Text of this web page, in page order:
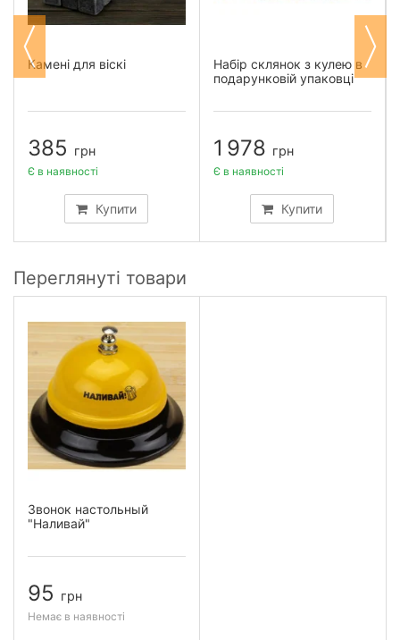
Камені для віскі
385 грн
Купити
Є в наявності
Набір склянок з кулею в
подарунковій упаковці
1 978 грн
Купити
Є в наявності
Переглянуті товари
Звонок настольный
"Наливай"
95 грн
Немає в наявності